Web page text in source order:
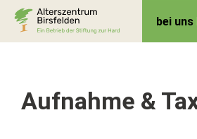
bei uns
Aufnahme &